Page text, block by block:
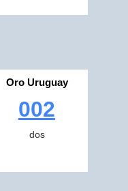
Oro Uruguay
002
dos